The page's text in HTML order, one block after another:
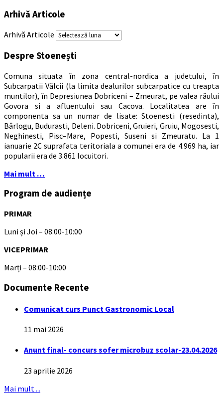
Arhivă Articole
Arhivă Articole
Despre Stoenești
Comuna situata în zona central-nordica a judetului, în
Subcarpatii Vâlcii (la limita dealurilor subcarpatice cu treapta
muntilor), în Depresiunea Dobriceni – Zmeurat, pe valea râului
Govora si a afluentului sau Cacova. Localitatea are în
componenta sa un numar de lisate: Stoenesti (resedinta),
Bârlogu, Budurasti, Deleni. Dobriceni, Gruieri, Gruiu, Mogosesti,
Neghinesti, Pisc–Mare, Popesti, Suseni si Zmeuratu. La 1
ianuarie 2C suprafata teritoriala a comunei era de 4.969 ha, iar
popularii era de 3.861 locuitori.
Mai mult …
Program de audiențe
PRIMAR
Luni și Joi – 08:00-10:00
VICEPRIMAR
Marți – 08:00-10:00
Documente Recente
Comunicat curs Punct Gastronomic Local
11 mai 2026
Anunt final- concurs sofer microbuz scolar-23.04.2026
23 aprilie 2026
Mai mult ...